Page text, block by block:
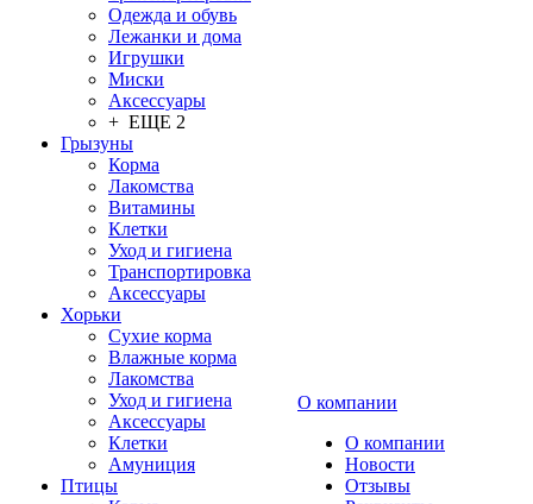
Одежда и обувь
Лежанки и дома
Игрушки
Миски
Аксессуары
+ ЕЩЕ 2
Грызуны
Корма
Лакомства
Витамины
Клетки
Уход и гигиена
Транспортировка
Аксессуары
Хорьки
Сухие корма
Влажные корма
Лакомства
Уход и гигиена
Аксессуары
Клетки
Амуниция
Птицы
О компании
О компании
Новости
Отзывы